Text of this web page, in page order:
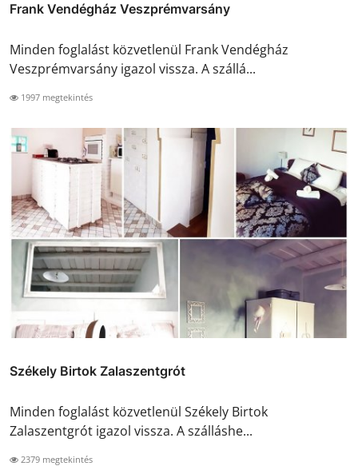
Frank Vendégház Veszprémvarsány
Minden foglalást közvetlenül Frank Vendégház
Veszprémvarsány igazol vissza. A szállá...
1997 megtekintés
Székely Birtok Zalaszentgrót
Minden foglalást közvetlenül Székely Birtok
Zalaszentgrót igazol vissza. A szálláshe...
2379 megtekintés